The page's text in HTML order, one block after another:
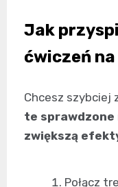
Jak
ćwiczeń
Chcesz szybciej
te sprawdzone
zwiększą
Połącz